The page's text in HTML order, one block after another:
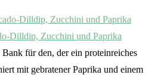
Dilldip, Zucchini und Paprika
Bank für den, der ein proteinreiches
mit gebratener Paprika und einem